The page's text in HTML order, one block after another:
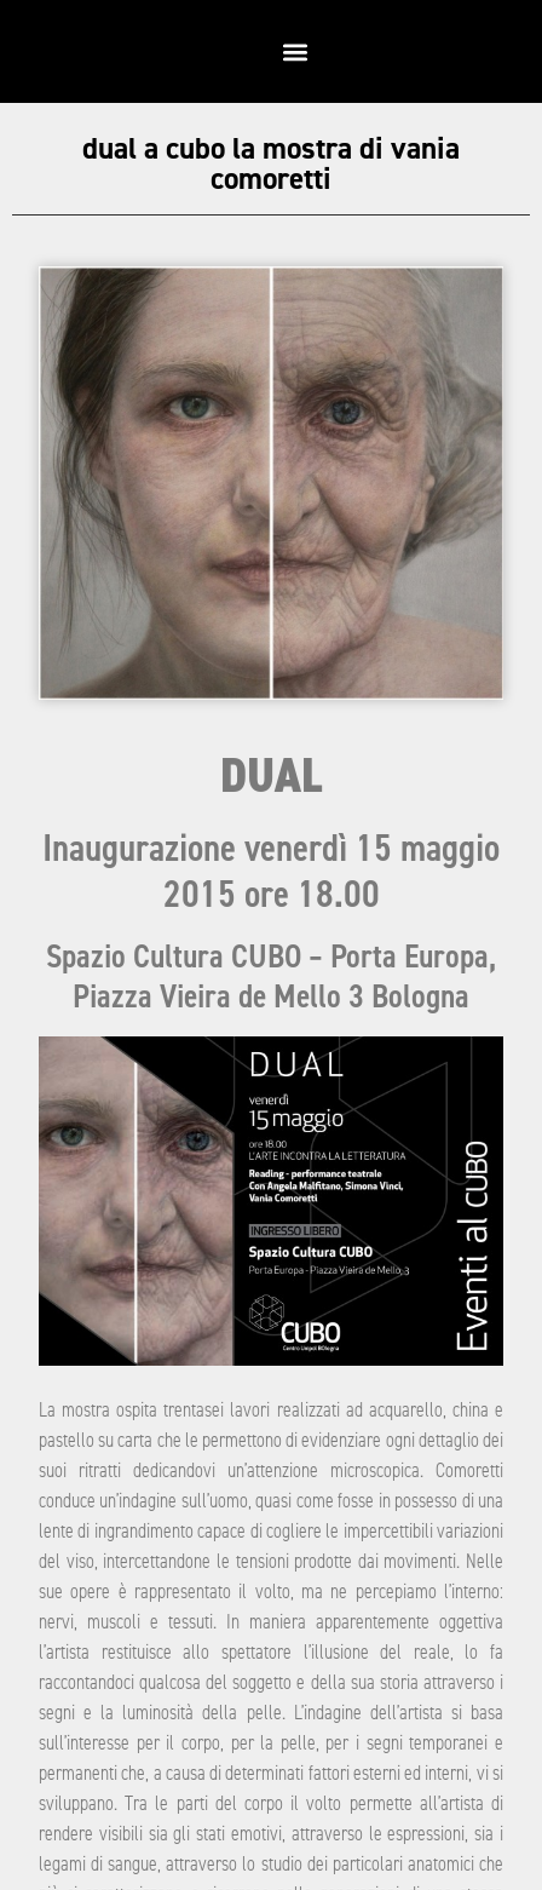
dual a cubo la mostra di vania
comoretti
DUAL
Inaugurazione venerdì 15 maggio
2015 ore 18.00
Spazio Cultura CUBO – Porta Europa,
Piazza Vieira de Mello 3 Bologna
La mostra ospita trentasei lavori realizzati ad acquarello, china e
pastello su carta che le permettono di evidenziare ogni dettaglio dei
suoi ritratti dedicandovi un’attenzione microscopica. Comoretti
conduce un’indagine sull’uomo, quasi come fosse in possesso di una
lente di ingrandimento capace di cogliere le impercettibili variazioni
del viso, intercettandone le tensioni prodotte dai movimenti. Nelle
sue opere è rappresentato il volto, ma ne percepiamo l’interno:
nervi, muscoli e tessuti. In maniera apparentemente oggettiva
l’artista restituisce allo spettatore l’illusione del reale, lo fa
raccontandoci qualcosa del soggetto e della sua storia attraverso i
segni e la luminosità della pelle. L’indagine dell’artista si basa
sull’interesse per il corpo, per la pelle, per i segni temporanei e
permanenti che, a causa di determinati fattori esterni ed interni, vi si
sviluppano. Tra le parti del corpo il volto permette all’artista di
rendere visibili sia gli stati emotivi, attraverso le espressioni, sia i
legami di sangue, attraverso lo studio dei particolari anatomici che